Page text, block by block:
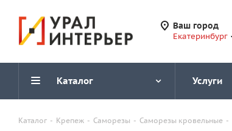
Ваш город
Екатеринбург
Каталог Услуги
Каталог - Крепеж - Саморезы - Саморезы кровельные -